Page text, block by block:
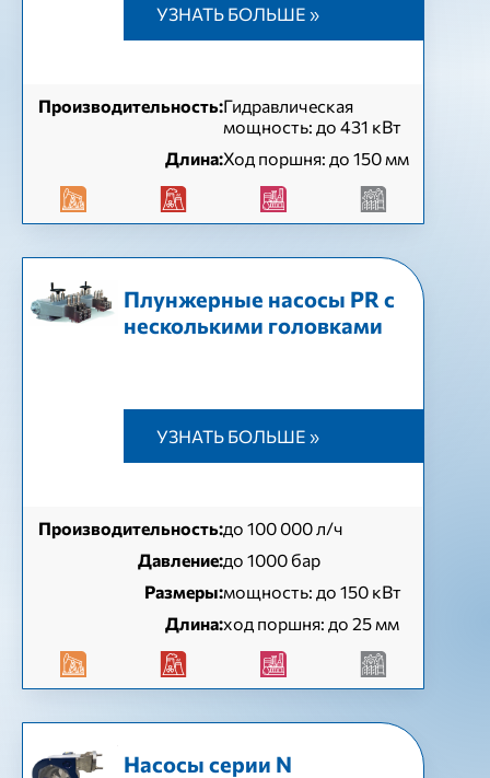
УЗНАТЬ БОЛЬШЕ »
Производительность:Гидравлическая
мощность: до 431 кВт
Длина:Ход поршня: до 150 мм
Плунжерные насосы PR с
несколькими головками
УЗНАТЬ БОЛЬШЕ »
Производительность:до 100 000 л/ч
Давление:до 1000 бар
Размеры:мощность: до 150 кВт
Длина:ход поршня: до 25 мм
Насосы серии N